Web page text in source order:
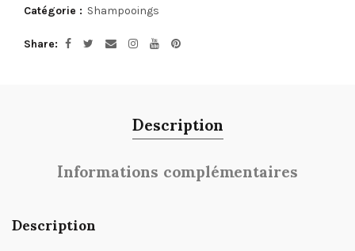
Catégorie : Shampooings
Share
Description
Informations complémentaires
Description